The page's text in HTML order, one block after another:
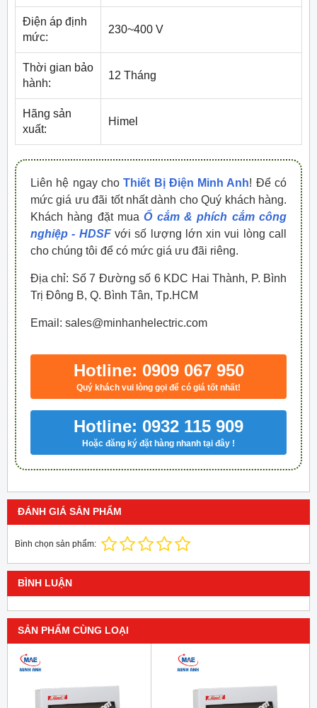
Điện áp định
mức:
230~400 V
Thời gian bảo
hành:
12 Tháng
Hãng sản
xuất:
Himel
Liên hệ ngay choThiết Bị Điện Minh Anh! Để có
mức giá ưu đãi tốt nhất dành cho Quý khách hàng.
Khách hàng đặt muaỔ cắm & phích cắm công
nghiệp - HDSF với số lượng lớn xin vui lòng call
cho chúng tôi để có mức giá ưu đãi riêng.
Địa chỉ: Số 7 Đường số 6 KDC Hai Thành, P. Bình
Trị Đông B, Q. Bình Tân, Tp.HCM
Email: sales@minhanhelectric.com
Hotline: 0909 067 950
Quý khách vui lòng gọi để có giá tốt nhất!
Hotline: 0932 115 909
Hoặc đăng ký đặt hàng nhanh tại đây !
ĐÁNH GIÁ SẢN PHẨM
Bình chọn sản phẩm:
BÌNH LUẬN
SẢN PHẨM CÙNG LOẠI